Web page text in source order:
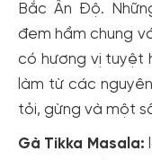
Bắc Ấn Độ.
đem hầm chung
có hương vị tuyệt
làm từ các
tỏi, gừng và một
Gà Tikka Masala: